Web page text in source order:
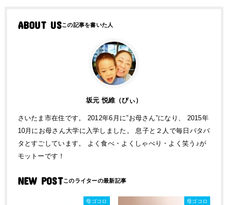
ABOUT US
坂元 悦維（ぴぃ）
さいたま市在住です。 2012年6月に”お母さん”になり、 2015年
10月にお母さん大学に入学しました。 息子と２人で毎日バタバ
タとすごしています。 よく食べ・よくしゃべり・よく笑う♪が
モットーです！
NEW POST
母ゴコロ 母ゴコロ